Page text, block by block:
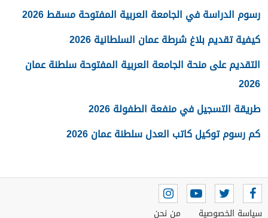
رسوم الدراسة في الجامعة العربية المفتوحة مسقط 2026
كيفية تقديم بلاغ شرطة عمان السلطانية 2026
التقديم على منحة الجامعة العربية المفتوحة سلطنة عمان
2026
طريقة التسجيل في منفعة الطفولة 2026
كم رسوم توكيل كاتب العدل سلطنة عمان 2026
سياسة الخصوصية من نحن